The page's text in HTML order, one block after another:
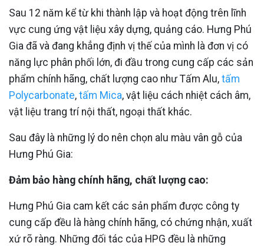
Sau 12 năm kể từ khi thành lập và hoạt động trên lĩnh
vực cung ứng vật liệu xây dựng, quảng cáo. Hưng Phú
Gia đã và đang khẳng định vị thế của mình là đơn vị có
năng lực phân phối lớn, đi đầu trong cung cấp các sản
phẩm chính hãng, chất lượng cao như Tấm Alu, tấm
Polycarbonate, tấm Mica, vật liệu cách nhiệt cách âm,
vật liệu trang trí nội thất, ngoại thất khác.
Sau đây là những lý do nên chọn alu màu vân gỗ của
Hưng Phú Gia:
Đảm bảo hàng chính hãng, chất lượng cao:
Hưng Phú Gia cam kết các sản phẩm được công ty
cung cấp đều là hàng chính hãng, có chứng nhận, xuất
xứ rõ ràng. Những đối tác của HPG đều là những